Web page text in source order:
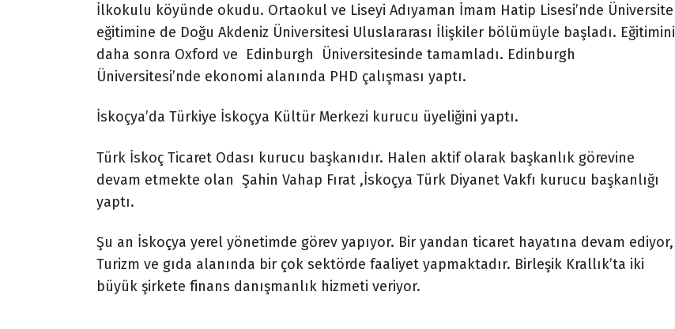
İlkokulu köyünde okudu. Ortaokul ve Liseyi Adıyaman İmam Hatip Lisesi’nde Üniversite
eğitimine de Doğu Akdeniz Üniversitesi Uluslararası İlişkiler bölümüyle başladı. Eğitimini
daha sonra Oxford ve Edinburgh Üniversitesinde tamamladı. Edinburgh
Üniversitesi’nde ekonomi alanında PHD çalışması yaptı.
İskoçya’da Türkiye İskoçya Kültür Merkezi kurucu üyeliğini yaptı.
Türk İskoç Ticaret Odası kurucu başkanıdır. Halen aktif olarak başkanlık görevine
devam etmekte olan Şahin Vahap Fırat ,İskoçya Türk Diyanet Vakfı kurucu başkanlığı
yaptı.
Şu an İskoçya yerel yönetimde görev yapıyor. Bir yandan ticaret hayatına devam ediyor,
Turizm ve gıda alanında bir çok sektörde faaliyet yapmaktadır. Birleşik Krallık’ta iki
büyük şirkete finans danışmanlık hizmeti veriyor.